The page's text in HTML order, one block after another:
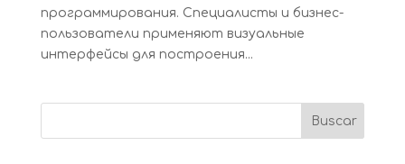
программирования. Специалисты и бизнес-
пользователи применяют визуальные
интерфейсы для построения...